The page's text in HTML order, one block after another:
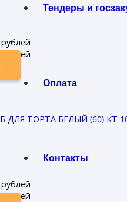
Тендеры и
Оплата
Контакты
ДЛЯ ТОРТА БЕЛЫЙ (60) КТ